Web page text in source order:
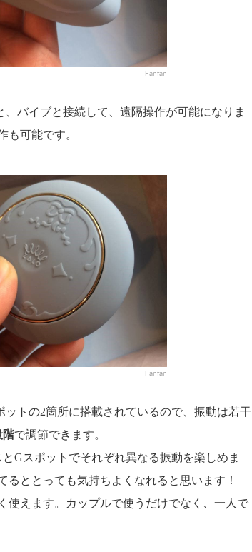
Fanfan
バイブと接続して、遠隔操作が可能になりま
も可能です。
Fanfan
トの2箇所に搭載されているので、振動は若干
階で調節できます。
Gスポットでそれぞれ異なる振動を楽しめま
るととっても気持ちよくなれると思います！
使えます。カップルで使うだけでなく、一人で